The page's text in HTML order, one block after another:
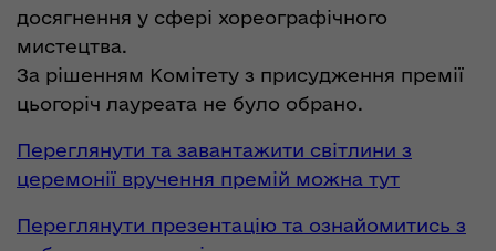
досягнення у сфері хореографічного
мистецтва.
За рішенням Комітету з присудження премії
цьогоріч лауреата не було обрано.
Переглянути та завантажити світлини з
церемонії вручення премій можна тут
Переглянути презентацію та ознайомитись з